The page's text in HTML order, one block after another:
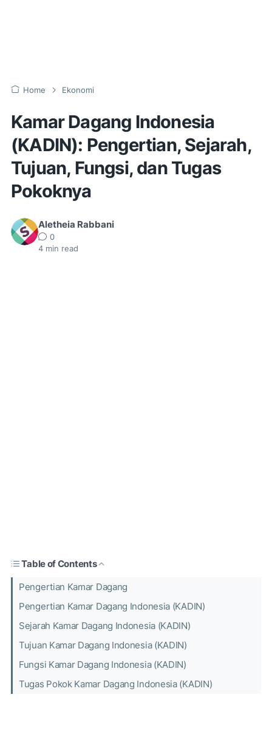
Home Ekonomi
Kamar Dagang Indonesia
(KADIN): Pengertian, Sejarah,
Tujuan, Fungsi, dan Tugas
Pokoknya
Aletheia Rabbani
0
4 min read
Table of Contents
Pengertian Kamar Dagang
Pengertian Kamar Dagang Indonesia (KADIN)
Sejarah Kamar Dagang Indonesia (KADIN)
Tujuan Kamar Dagang Indonesia (KADIN)
Fungsi Kamar Dagang Indonesia (KADIN)
Tugas Pokok Kamar Dagang Indonesia (KADIN)